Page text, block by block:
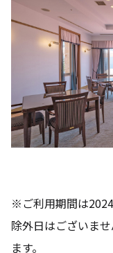
※ご利用期間は
除外日はございま
ます。